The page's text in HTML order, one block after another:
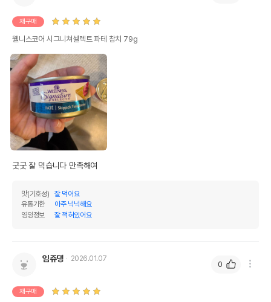
재구매
웰니스코어 시그니쳐셀렉트 파테 참치 79g
굿굿 잘 먹습니다 만족해여
맛(기호성)
잘 먹어요
유통기한
아주 넉넉해요
영양정보
잘 적혀있어요
임쥬댕 2026.01.07
재구매
0